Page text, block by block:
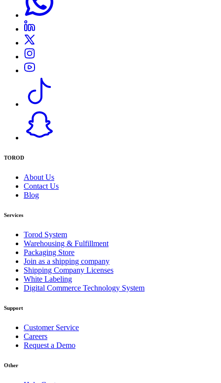
TOROD
About Us
Contact Us
Blog
Services
Torod System
Warehousing & Fulfillment
Packaging Store
Join as a shipping company
Shipping Company Licenses
White Labeling
Digital Commerce Technology System
Support
Customer Service
Careers
Request a Demo
Other